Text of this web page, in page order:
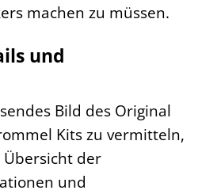
machen zu müssen.
und
Bild des Original
Kits zu vermitteln,
der
und